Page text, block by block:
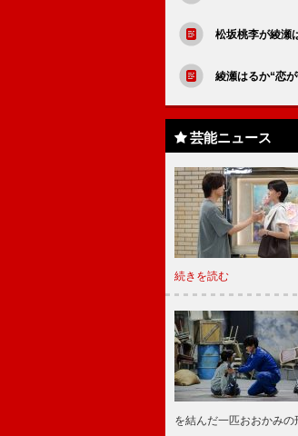
松坂桃李が綾瀬
綾瀬はるか“恋
芸能ニュース
続きを読む
を結んだ一匹おおかみ